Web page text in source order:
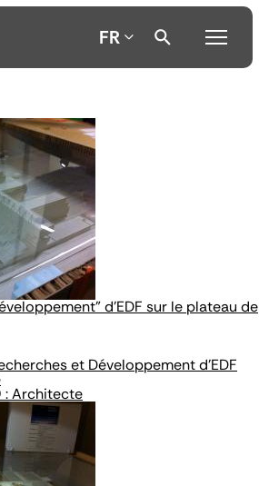
FR
d'EDF sur le plateau de
et Développement d'EDF
: Architecte